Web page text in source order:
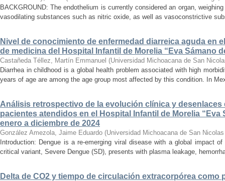
BACKGROUND: The endothelium is currently considered an organ,
vasodilating substances such as nitric oxide, as well as vasoconstrictive
Nivel de conocimiento de enfermedad diarreica aguda en
de medicina del Hospital Infantil de Morelia “Eva Sámano
Castañeda Téllez, Martín Emmanuel (Universidad Michoacana de San
Diarrhea in childhood is a global health problem associated with high
years of age are among the age group most affected by this condition. In
Análisis retrospectivo de la evolución clínica y desenlaces
pacientes atendidos en el Hospital Infantil de Morelia “Eva
enero a diciembre de 2024
González Amezola, Jaime Eduardo (Universidad Michoacana de San
Introduction: Dengue is a re-emerging viral disease with a global impact
critical variant, Severe Dengue (SD), presents with plasma leakage,
Delta de CO2 y tiempo de circulación extracorpórea como